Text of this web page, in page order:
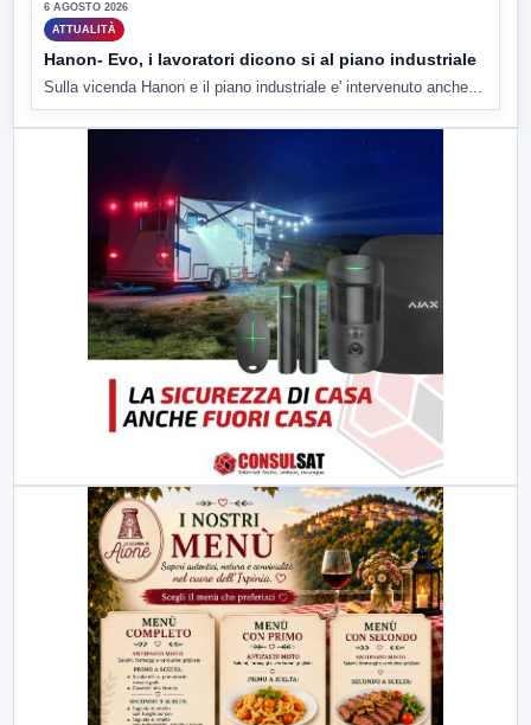
6 AGOSTO 2026
ATTUALITÀ
Hanon- Evo, i lavoratori dicono si al piano industriale
Sulla vicenda Hanon e il piano industriale e' intervenuto anche...